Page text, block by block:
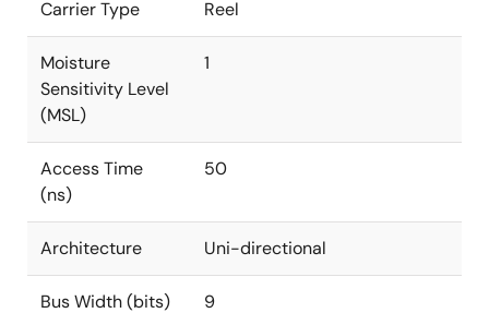
Carrier Type Reel
Moisture
Sensitivity Level
(MSL)
1
Access Time
(ns)
50
Architecture Uni-directional
Bus Width (bits) 9